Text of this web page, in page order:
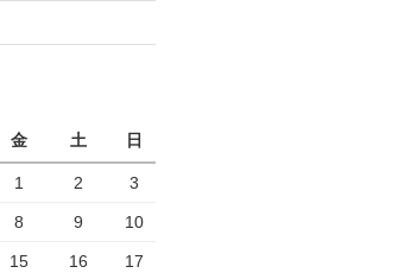
金 土 日
1 2 3
8 9 10
15 16 17